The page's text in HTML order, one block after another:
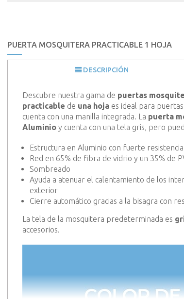
PUERTA MOSQUITERA PRACTICABLE 1 HOJA
DESCRIPCIÓN
Descubre nuestra gama de puertas
practicable de una hoja es ideal para
cuenta con una manilla integrada. La puerta
Aluminio y cuenta con una tela gris, pero
Estructura en Aluminio con fuerte
Red en 65% de fibra de vidrio y un 35% de
Sombreado
Ayuda a atenuar el calentamiento de los
exterior
Cierre automático gracias a la bisagra con
La tela de la mosquitera predeterminada es
accesorios.